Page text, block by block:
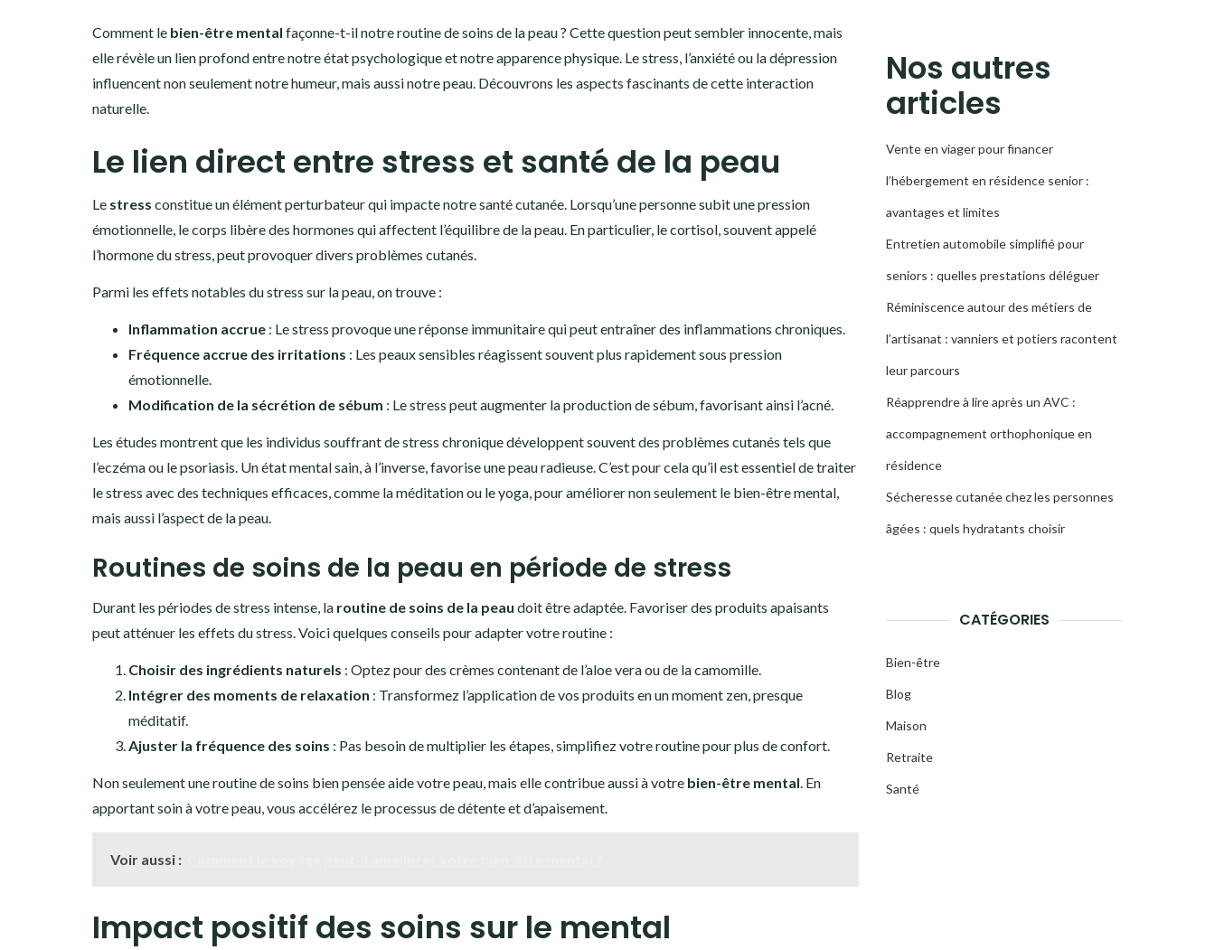
Comment le bien-être mental façonne-t-il notre routine de soins de la peau ? Cette question peut sembler innocente, mais
elle révèle un lien profond entre notre état psychologique et notre apparence physique. Le stress, l’anxiété ou la dépression
influencent non seulement notre humeur, mais aussi notre peau. Découvrons les aspects fascinants de cette interaction
naturelle.
Le lien direct entre stress et santé de la peau
Le stress constitue un élément perturbateur qui impacte notre santé cutanée. Lorsqu’une personne subit une pression
émotionnelle, le corps libère des hormones qui affectent l’équilibre de la peau. En particulier, le cortisol, souvent appelé
l’hormone du stress, peut provoquer divers problèmes cutanés.
Parmi les effets notables du stress sur la peau, on trouve :
Inflammation accrue : Le stress provoque une réponse immunitaire qui peut entraîner des inflammations chroniques.
Fréquence accrue des irritations : Les peaux sensibles réagissent souvent plus rapidement sous pression
émotionnelle.
Modification de la sécrétion de sébum : Le stress peut augmenter la production de sébum, favorisant ainsi l’acné.
Les études montrent que les individus souffrant de stress chronique développent souvent des problèmes cutanés tels que
l’eczéma ou le psoriasis. Un état mental sain, à l’inverse, favorise une peau radieuse. C’est pour cela qu’il est essentiel de traiter
le stress avec des techniques efficaces, comme la méditation ou le yoga, pour améliorer non seulement le bien-être mental,
mais aussi l’aspect de la peau.
Routines de soins de la peau en période de stress
Durant les périodes de stress intense, la routine de soins de la peau doit être adaptée. Favoriser des produits apaisants
peut atténuer les effets du stress. Voici quelques conseils pour adapter votre routine :
Choisir des ingrédients naturels : Optez pour des crèmes contenant de l’aloe vera ou de la camomille.
Intégrer des moments de relaxation : Transformez l’application de vos produits en un moment zen, presque
méditatif.
Ajuster la fréquence des soins : Pas besoin de multiplier les étapes, simplifiez votre routine pour plus de confort.
Non seulement une routine de soins bien pensée aide votre peau, mais elle contribue aussi à votre bien-être mental. En
apportant soin à votre peau, vous accélérez le processus de détente et d’apaisement.
Voir aussi :
Impact positif des soins sur le mental
Nos autres
articles
Vente en viager pour financer
l’hébergement en résidence senior :
avantages et limites
Entretien automobile simplifié pour
seniors : quelles prestations déléguer
Réminiscence autour des métiers de
l’artisanat : vanniers et potiers racontent
leur parcours
Réapprendre à lire après un AVC :
accompagnement orthophonique en
résidence
Sécheresse cutanée chez les personnes
âgées : quels hydratants choisir
CATÉGORIES
Bien-être
Blog
Maison
Retraite
Santé